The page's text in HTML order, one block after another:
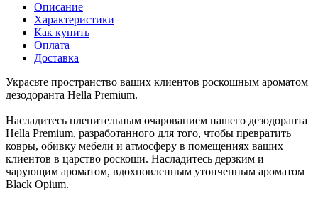
Описание
Характеристики
Как купить
Оплата
Доставка
Украсьте пространство ваших клиентов роскошным ароматом
дезодоранта Hella Premium.
Насладитесь пленительным очарованием нашего дезодоранта
Hella Premium, разработанного для того, чтобы превратить
ковры, обивку мебели и атмосферу в помещениях ваших
клиентов в царство роскоши. Насладитесь дерзким и
чарующим ароматом, вдохновленным утонченным ароматом
Black Opium.